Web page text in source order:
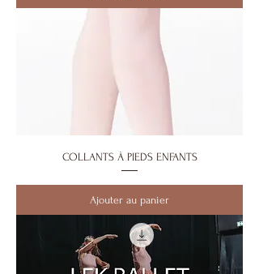
COLLANTS À PIEDS ENFANTS
Ajouter au panier